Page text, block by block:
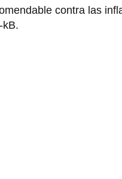
contra las
kB.